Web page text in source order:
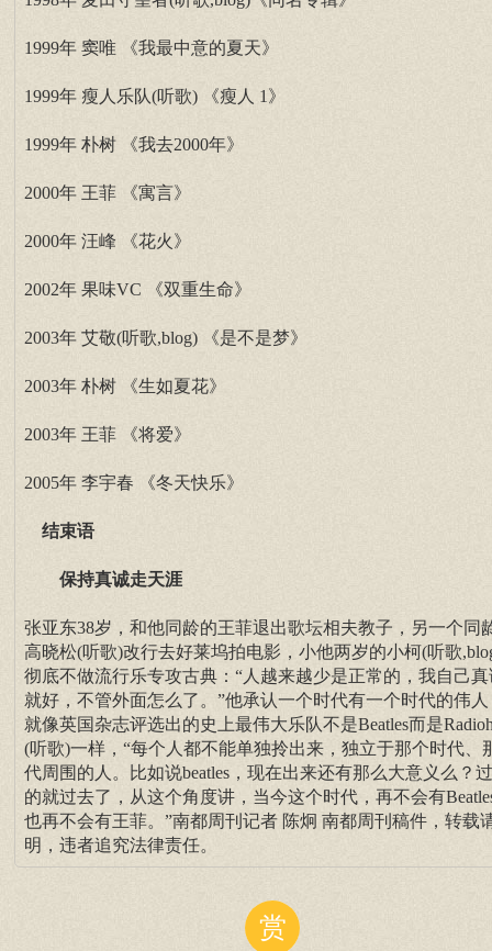
1999年 窦唯 《我最中意的夏天》
1999年 瘦人乐队(听歌) 《瘦人 1》
1999年 朴树 《我去2000年》
2000年 王菲 《寓言》
2000年 汪峰 《花火》
2002年 果味VC 《双重生命》
2003年 艾敬(听歌,blog) 《是不是梦》
2003年 朴树 《生如夏花》
2003年 王菲 《将爱》
2005年 李宇春 《冬天快乐》
结束语
保持真诚走天涯
张亚东38岁，和他同龄的王菲退出歌坛相夫教子，另一个同
高晓松(听歌)改行去好莱坞拍电影，小他两岁的小柯(听歌
彻底不做流行乐专攻古典：“人越来越少是正常的，我自己真
就好，不管外面怎么了。”他承认一个时代有一个时代的伟人
就像英国杂志评选出的史上最伟大乐队不是Beatles而是
(听歌)一样，“每个人都不能单独拎出来，独立于那个时代、
代周围的人。比如说beatles，现在出来还有那么大意义么？
的就过去了，从这个角度讲，当今这个时代，再不会有
也再不会有王菲。”南都周刊记者 陈炯 南都周刊稿件，转载
明，违者追究法律责任。
赏